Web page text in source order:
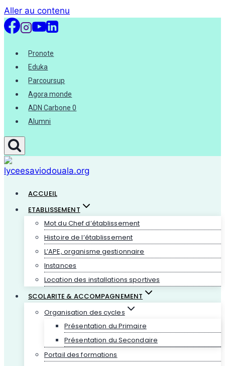
Aller au contenu
Pronote
Eduka
Parcoursup
Agora monde
ADN Carbone 0
Alumni
ACCUEIL
ETABLISSEMENT
Mot du Chef d’établissement
Histoire de l’établissement
L’APE, organisme gestionnaire
Instances
Location des installations sportives
SCOLARITE & ACCOMPAGNEMENT
Organisation des cycles
Présentation du Primaire
Présentation du Secondaire
Portail des formations